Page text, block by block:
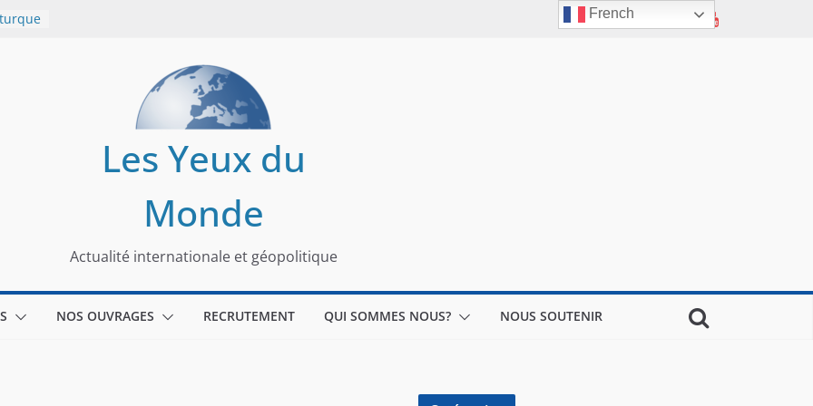
Les Yeux du
Monde
Actualité internationale et géopolitique
NOS OUVRAGES RECRUTEMENT QUI SOMMES NOUS? NOUS SOUTENIR
French